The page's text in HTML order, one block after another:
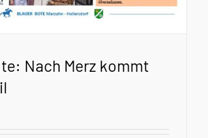
Nach Merz kommt